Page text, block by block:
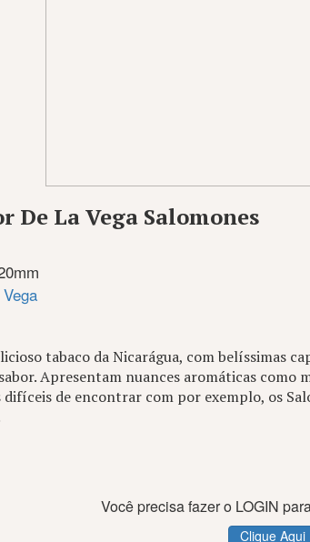
De La Vega Salomones
tabaco da Nicarágua, com belíssimas
Apresentam nuances aromáticas como
de encontrar com por exemplo, os
Você precisa fazer o LOGIN
Clique Aqui